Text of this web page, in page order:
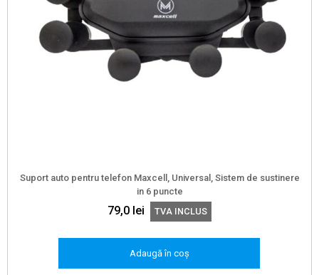
Suport auto pentru telefon Maxcell, Universal, Sistem de sustinere
in 6 puncte
79,0 lei TVA INCLUS
Adaugă în coș